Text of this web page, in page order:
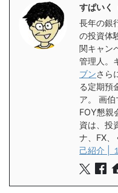
すぱいく
長年の銀
の投資体
関キャン
管理人。
ブンさら
る定期預
ア。 画
FOY懇親
資は、投
ナ、FX、
己紹介 |